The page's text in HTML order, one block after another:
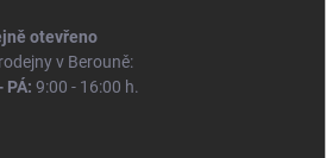
otevřeno
v Berouně:
PÁ: 9:00 - 16:00 h.